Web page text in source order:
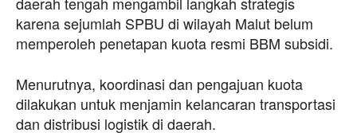
karena sejumlah SPBU di wilayah Malut belum
memperoleh penetapan kuota resmi BBM subsidi.
Menurutnya, koordinasi dan pengajuan kuota
dilakukan untuk menjamin kelancaran transportasi
dan distribusi logistik di daerah.